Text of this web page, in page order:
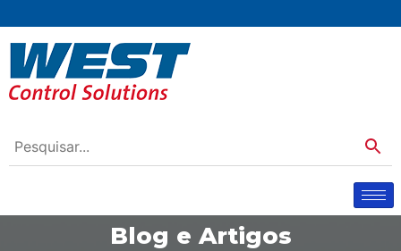
Blog e Artigos